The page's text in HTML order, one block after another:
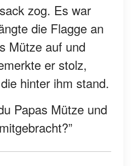
zog. Es war
die Flagge an
Mütze auf und
er stolz,
hinter ihm stand.
Papas Mütze und